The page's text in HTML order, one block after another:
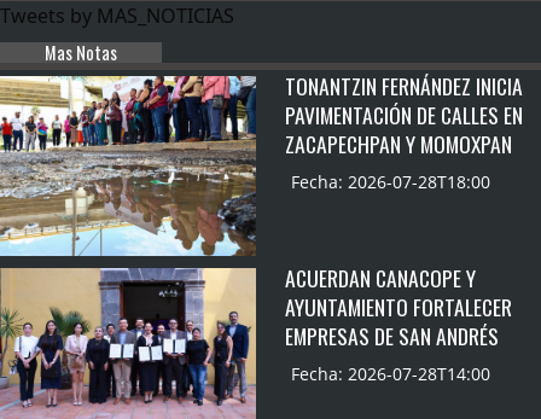
Tweets by MAS_NOTICIAS
Mas Notas
TONANTZIN FERNÁNDEZ INICIA
PAVIMENTACIÓN DE CALLES EN
ZACAPECHPAN Y MOMOXPAN
Fecha: 2026-07-28T18:00
ACUERDAN CANACOPE Y
AYUNTAMIENTO FORTALECER
EMPRESAS DE SAN ANDRÉS
Fecha: 2026-07-28T14:00